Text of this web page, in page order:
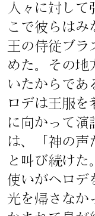
人々に対し
こで彼らはみ
王の侍従ブラ
めた。その地
いたからであ
ロデは王服を
に向かって演
は、「神の声
と叫び続けた
使いがヘロデ
光を帰さなか